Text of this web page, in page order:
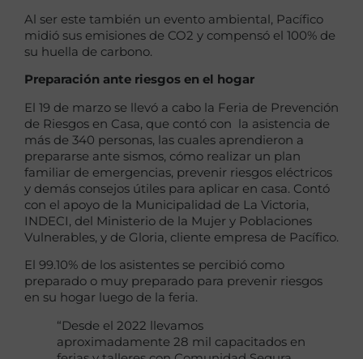
Al ser este también un evento ambiental, Pacífico
midió sus emisiones de CO2 y compensó el 100% de
su huella de carbono.
Preparación ante riesgos en el hogar
El 19 de marzo se llevó a cabo la Feria de Prevención
de Riesgos en Casa, que contó con la asistencia de
más de 340 personas, las cuales aprendieron a
prepararse ante sismos, cómo realizar un plan
familiar de emergencias, prevenir riesgos eléctricos
y demás consejos útiles para aplicar en casa. Contó
con el apoyo de la Municipalidad de La Victoria,
INDECI, del Ministerio de la Mujer y Poblaciones
Vulnerables, y de Gloria, cliente empresa de Pacífico.
El 99.10% de los asistentes se percibió como
preparado o muy preparado para prevenir riesgos
en su hogar luego de la feria.
“Desde el 2022 llevamos
aproximadamente 28 mil capacitados en